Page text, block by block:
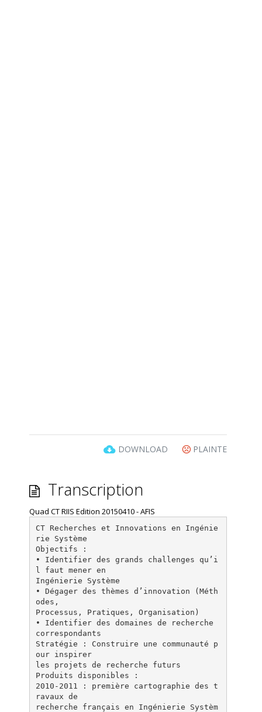
DOWNLOAD PLAINTE
Transcription
Quad CT RIIS Edition 20150410 - AFIS
CT Recherches et Innovations en Ingénie
rie Système
Objectifs :
• Identifier des grands challenges qu’i
l faut mener en
Ingénierie Système
• Dégager des thèmes d’innovation (Méth
odes,
Processus, Pratiques, Organisation)
• Identifier des domaines de recherche
correspondants
Stratégie : Construire une communauté p
our inspirer
les projets de recherche futurs
Produits disponibles :
2010-2011 : première cartographie des t
ravaux de
recherche français en Ingénierie Systèm